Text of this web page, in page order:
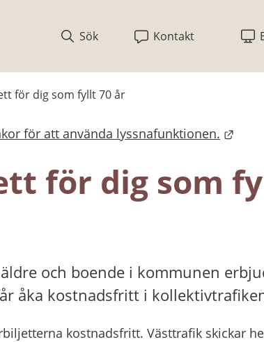
Sök
Kontakt
för dig som fyllt 70 år
för att använda lyssnafunktionen.
för dig som
och boende i kommunen
åka kostnadsfritt i
kostnadsfritt. Västtrafik skickar